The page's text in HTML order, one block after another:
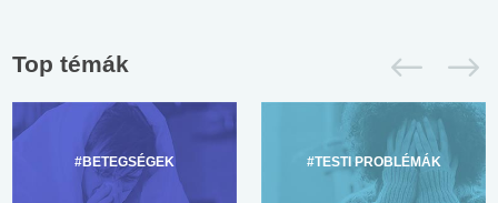
Top témák
#BETEGSÉGEK #TESTI PROBLÉMÁK